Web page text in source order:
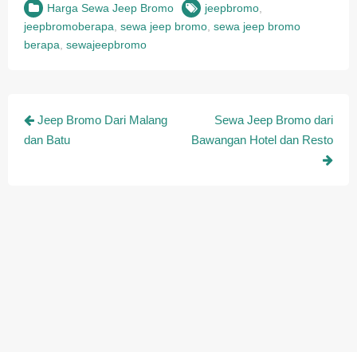
Harga Sewa Jeep Bromo jeepbromo
jeepbromoberapa sewa jeep bromo sewa jeep bromo
berapa sewajeepbromo
Post
navigation
Jeep Bromo Dari Malang
dan Batu
Sewa Jeep Bromo dari
Bawangan Hotel dan Resto